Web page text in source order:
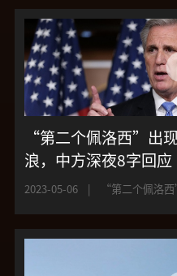
“第二个佩洛西”出
浪，中方深夜8字回应
2023-05-06 | “第二个佩洛